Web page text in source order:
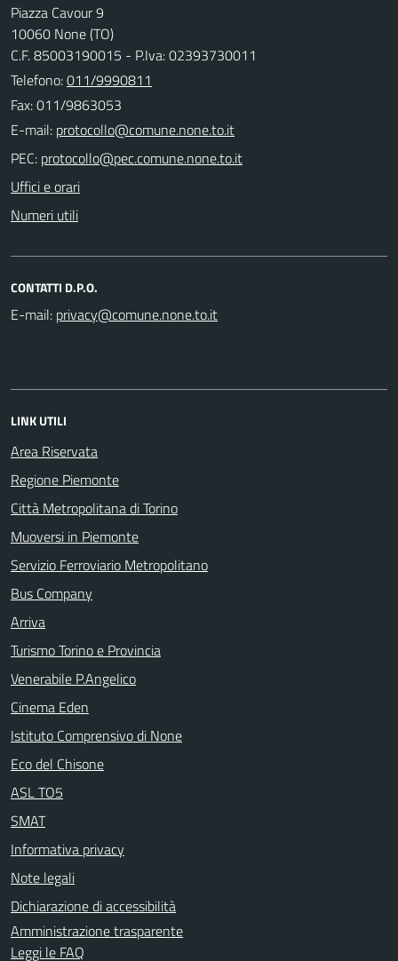
Piazza Cavour 9
10060 None (TO)
C.F. 85003190015 - P.Iva: 02393730011
Telefono:011/9990811
Fax: 011/9863053
E-mail:
PEC:
Uffici e orari
Numeri utili
CONTATTI D.P.O.
E-mail:
LINK UTILI
Area Riservata
Regione Piemonte
Città Metropolitana di Torino
Muoversi in Piemonte
Servizio Ferroviario Metropolitano
Bus Company
Arriva
Turismo Torino e Provincia
Venerabile P.Angelico
Cinema Eden
Istituto Comprensivo di None
Eco del Chisone
ASL TO5
SMAT
Informativa privacy
Note legali
Dichiarazione di accessibilità
Amministrazione trasparente
Leggi le FAQ